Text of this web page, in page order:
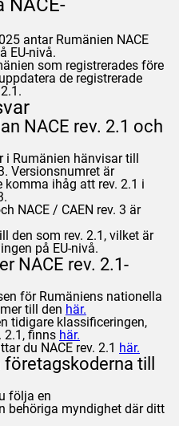
NACE-
antar Rumänien NACE
EU-nivå.
som registrerades före
de registrerade
NACE rev. 2.1 och
i Rumänien hänvisar till
Versionsnumret är
ihåg att rev. 2.1 i
NACE / CAEN rev. 3 är
den som rev. 2.1, vilket är
på EU-nivå.
NACE rev. 2.1-
för Rumäniens nationella
till den här.
tidigare klassificeringen,
2.1, finns här.
du NACE rev. 2.1 här.
företagskoderna till
följa en
behöriga myndighet där ditt